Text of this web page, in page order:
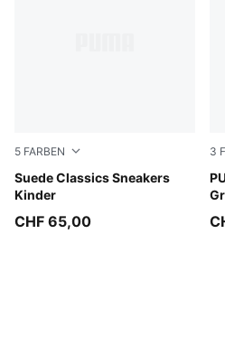
5 FARBEN
Suede Classics Sneakers
Kinder
PUMA Black-PUMA White
CHF 65,00
3